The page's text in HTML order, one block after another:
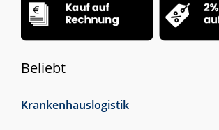
Beliebt
Krankenhauslogistik